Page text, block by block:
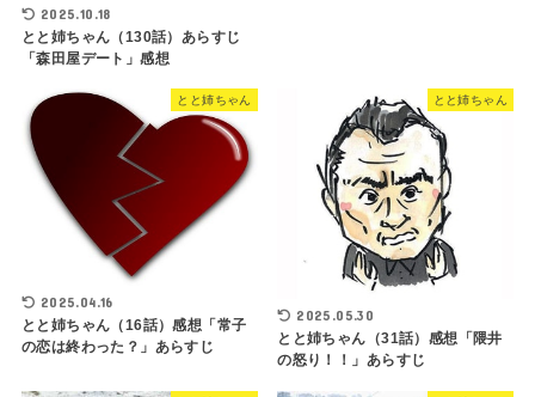
2025.10.18
とと姉ちゃん（130話）あらすじ
「森田屋デート」感想
とと姉ちゃん
2025.04.16
とと姉ちゃん（16話）感想「常子
の恋は終わった？」あらすじ
とと姉ちゃん
2025.05.30
とと姉ちゃん（31話）感想「隈井
の怒り！！」あらすじ